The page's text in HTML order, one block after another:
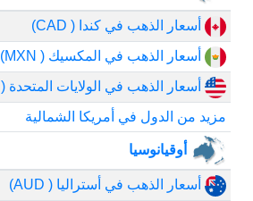
أسعار الذهب في كندا ( CAD)
أسعار الذهب في المكسيك ( MXN)
أسعار الذهب في الولايات المتحدة ( USD)
مزيد من الدول في أمريكا الشمالية
أوقيانوسيا
أسعار الذهب في أستراليا ( AUD)